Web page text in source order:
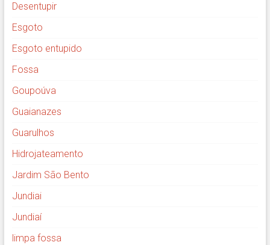
Desentupir
Esgoto
Esgoto entupido
Fossa
Goupoúva
Guaianazes
Guarulhos
Hidrojateamento
Jardim São Bento
Jundiai
Jundiaí
limpa fossa